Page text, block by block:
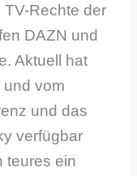
Rechte der
DAZN und
Aktuell hat
und vom
und das
verfügbar
teures ein